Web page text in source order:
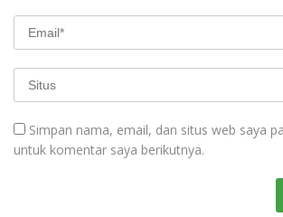
Simpan nama, email, dan situs web saya
untuk komentar saya berikutnya.